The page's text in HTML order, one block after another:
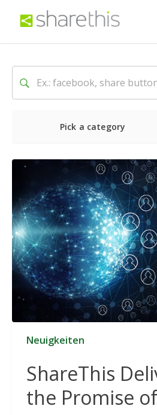
Pick a category
Neueste
Neuigkeiten
ShareThis
the Promise of